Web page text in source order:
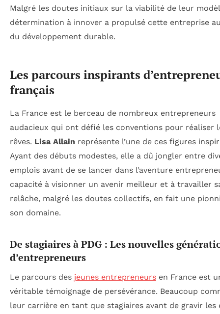
Malgré les doutes initiaux sur la viabilité de leur
détermination à innover a propulsé cette entreprise
du développement durable.
Les parcours inspirants
français
La France est le berceau de nombreux entrepreneurs
audacieux qui ont défié les conventions pour réaliser
rêves. Lisa Allain représente l’une de ces figures
Ayant des débuts modestes, elle a dû jongler entre
emplois avant de se lancer dans l’aventure
capacité à visionner un avenir meilleur et à travailler
relâche, malgré les doutes collectifs, en fait une
son domaine.
De stagiaires à PDG : Les nouvelles
d’entrepreneurs
Le parcours des jeunes entrepreneurs en France est
véritable témoignage de persévérance. Beaucoup
leur carrière en tant que stagiaires avant de gravir les